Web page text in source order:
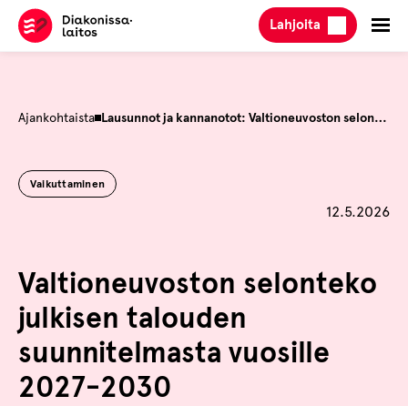
Hyppää
sisältöön
Lahjoita
Ajankohtaista Lausunnot ja kannanotot: Valtioneuvoston selonteko julkisen talouden suunnitelmasta vuosille 2027-2030
Vaikuttaminen
Julkaistu
12.5.2026
Valtioneuvoston selonteko
julkisen talouden
suunnitelmasta vuosille
2027-2030